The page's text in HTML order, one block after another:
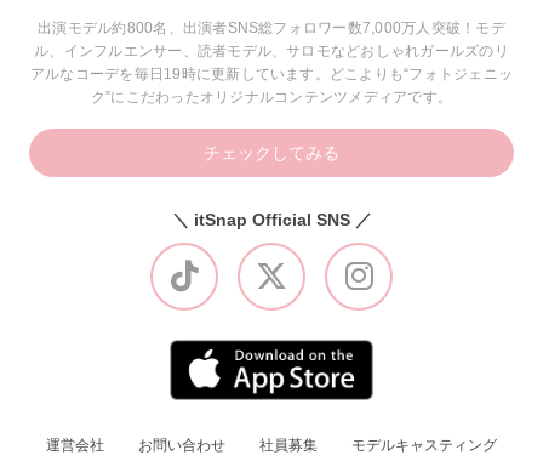
出演モデル約800名、出演者SNS総フォロワー数7,000万人突破！モデ
ル、インフルエンサー、読者モデル、サロモなどおしゃれガールズのリ
アルなコーデを毎日19時に更新しています。どこよりも“フォトジェニッ
ク”にこだわったオリジナルコンテンツメディアです。
チェックしてみる
＼ itSnap Official SNS ／
運営会社 お問い合わせ 社員募集 モデルキャスティング